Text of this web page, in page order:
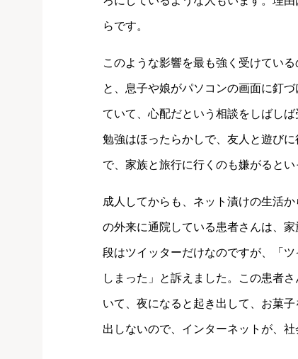
らです。
このような影響を最も強く受けてい
と、息子や娘がパソコンの画面に釘
ていて、心配だという相談をしばし
勉強はほったらかしで、友人と遊び
で、家族と旅行に行くのも嫌がるとい
成人してからも、ネット漬けの生活
の外来に通院している患者さんは、
段はツイッターだけなのですが、「
しまった」と訴えました。この患者
いて、夜になると起き出して、お菓
出しないので、インターネットが、